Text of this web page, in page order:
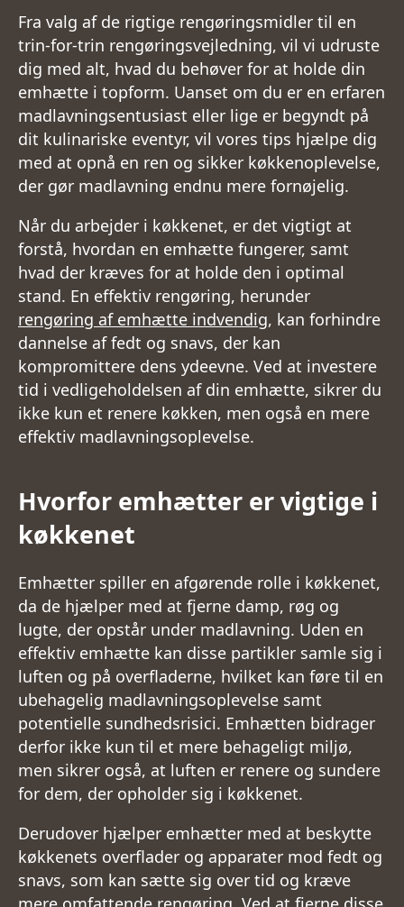
Fra valg af de rigtige rengøringsmidler til en
trin-for-trin rengøringsvejledning, vil vi udruste
dig med alt, hvad du behøver for at holde din
emhætte i topform. Uanset om du er en erfaren
madlavningsentusiast eller lige er begyndt på
dit kulinariske eventyr, vil vores tips hjælpe dig
med at opnå en ren og sikker køkkenoplevelse,
der gør madlavning endnu mere fornøjelig.
Når du arbejder i køkkenet, er det vigtigt at
forstå, hvordan en emhætte fungerer, samt
hvad der kræves for at holde den i optimal
stand. En effektiv rengøring, herunder
rengøring af emhætte indvendig, kan forhindre
dannelse af fedt og snavs, der kan
kompromittere dens ydeevne. Ved at investere
tid i vedligeholdelsen af din emhætte, sikrer du
ikke kun et renere køkken, men også en mere
effektiv madlavningsoplevelse.
Hvorfor emhætter er vigtige i
køkkenet
Emhætter spiller en afgørende rolle i køkkenet,
da de hjælper med at fjerne damp, røg og
lugte, der opstår under madlavning. Uden en
effektiv emhætte kan disse partikler samle sig i
luften og på overfladerne, hvilket kan føre til en
ubehagelig madlavningsoplevelse samt
potentielle sundhedsrisici. Emhætten bidrager
derfor ikke kun til et mere behageligt miljø,
men sikrer også, at luften er renere og sundere
for dem, der opholder sig i køkkenet.
Derudover hjælper emhætter med at beskytte
køkkenets overflader og apparater mod fedt og
snavs, som kan sætte sig over tid og kræve